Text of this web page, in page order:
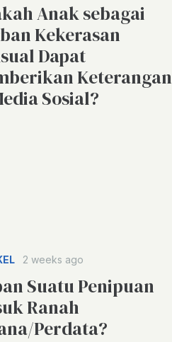
Anak sebagai
Kekerasan
Dapat
Keterangan
Sosial?
2 weeks ago
Suatu Penipuan
Ranah
Perdata?